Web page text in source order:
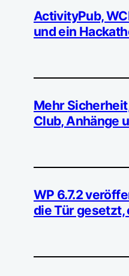
ActivityPub,
und ein
Mehr
Club, Anhänge
WP 6.7.2
die Tür gesetzt,